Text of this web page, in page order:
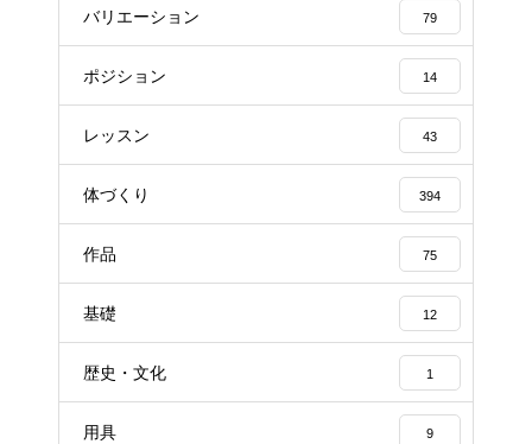
バリエーション 79
ポジション 14
レッスン 43
体づくり 394
作品 75
基礎 12
歴史・文化 1
用具 9